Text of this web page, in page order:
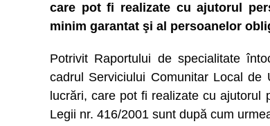
care pot fi realizate cu ajutorul
minim garantat şi al persoanelor
Potrivit Raportului de specialitate
cadrul Serviciului Comunitar Local
lucrări, care pot fi realizate cu
Legii nr. 416/2001 sunt după cum